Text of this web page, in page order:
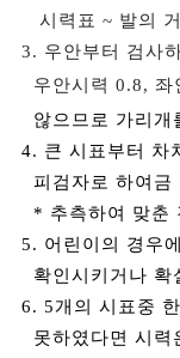
시력표 ~ 발의
3. 우안부터 검사
우안시력 0.8, 좌
않으므로 가리개
4. 큰 시표부터 차
피검자로 하여금
* 추측하여 맞춘
5. 어린이의 경우
확인시키거나 확
6. 5개의 시표중
못하였다면 시